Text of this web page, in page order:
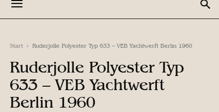
Start Ruderjolle Polyester Typ 633 – VEB Yachtwerft Berlin 1960
Ruderjolle Polyester Typ
633 – VEB Yachtwerft
Berlin 1960